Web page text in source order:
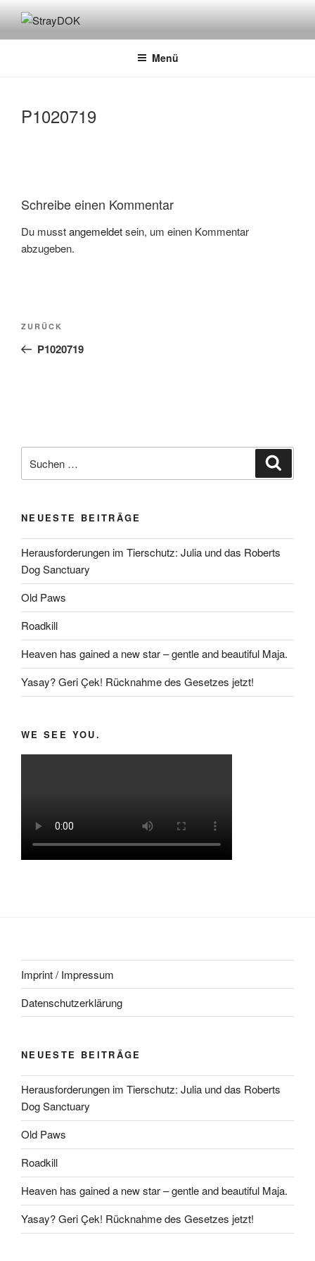
Inhalt
springenSTRAYDOK
Menü
P1020719
Schreibe einen Kommentar
Du musstangemeldetsein, um einen Kommentar
abzugeben.
Beitragsnavigation
Vorheriger
Beitrag
ZURÜCK
P1020719
nach:
NEUESTE BEITRÄGE
Herausforderungen im Tierschutz: Julia und das Roberts
Dog Sanctuary
Old Paws
Roadkill
Heaven has gained a new star – gentle and beautiful Maja.
Yasay? Geri Çek! Rücknahme des Gesetzes jetzt!
WE SEE YOU.
Imprint / Impressum
Datenschutzerklärung
NEUESTE BEITRÄGE
Herausforderungen im Tierschutz: Julia und das Roberts
Dog Sanctuary
Old Paws
Roadkill
Heaven has gained a new star – gentle and beautiful Maja.
Yasay? Geri Çek! Rücknahme des Gesetzes jetzt!